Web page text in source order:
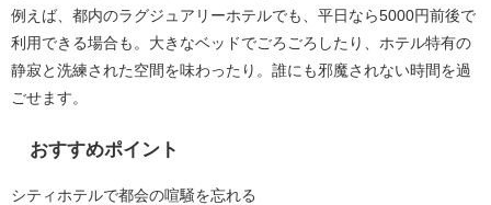
例えば、都内のラグジュアリーホテルでも、平日なら5000円前後で
利用できる場合も。大きなベッドでごろごろしたり、ホテル特有の
静寂と洗練された空間を味わったり。誰にも邪魔されない時間を過
ごせます。
おすすめポイント
シティホテルで都会の喧騒を忘れる